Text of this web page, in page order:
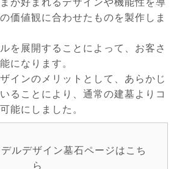
が好まれるデザインや機能性を導
価値観に合わせたものを製作しま
を展開することによって、お客さ
になります。
インのメリットとして、あらかじ
ることにより、通常の建墓よりコ
能にしました。
ルデザイン墓石ページはこち
ら